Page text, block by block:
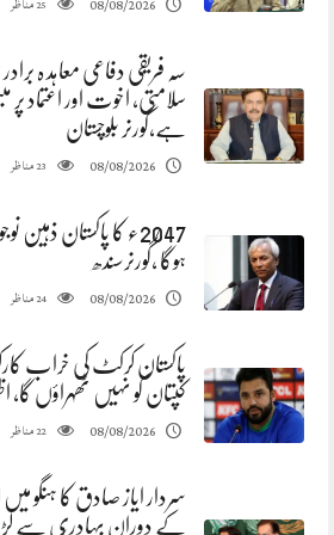
08/08/2026
25مناظر
سہ فریقی دفاعی معاہد ہ
سلامتی، اخوت اور اعتماد پر
ہے،گورنر بلوچستان
08/08/2026
23مناظر
2047ء کا پاکستان
ہوگا ،گورنرسندھ
08/08/2026
24مناظر
پاکستان کرکٹ کی خراب
کپتان کو نہیں ٹھہراؤں گا،
08/08/2026
22مناظر
سردار ایاز صادق کا ہنگو
کے دوران بہادری سے